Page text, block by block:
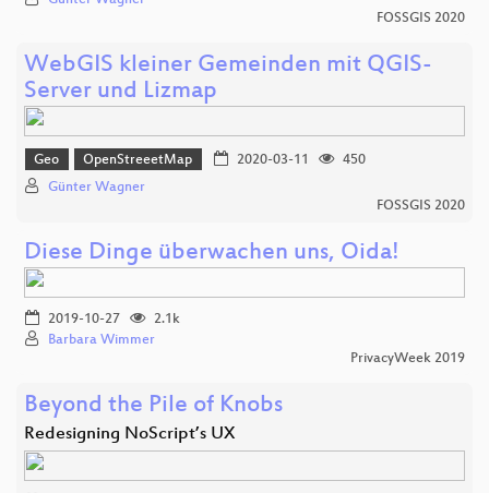
FOSSGIS 2020
WebGIS kleiner Gemeinden mit QGIS-
Server und Lizmap
Geo OpenStreeetMap 2020-03-11
450
Günter Wagner
FOSSGIS 2020
Diese Dinge überwachen uns, Oida!
2019-10-27
2.1k
Barbara Wimmer
PrivacyWeek 2019
Beyond the Pile of Knobs
Redesigning NoScript’s UX